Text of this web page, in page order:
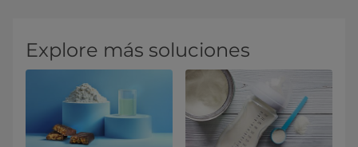
Explore más soluciones